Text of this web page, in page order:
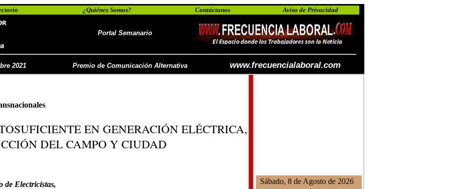
¿Quiénes Somos? Contáctanos Aviso de Privacidad
Portal Semanario
2021 Premio de Comunicación Alternativa www.frecuencialaboral.com
EN GENERACIÓN ELÉCTRICA,
DEL CAMPO Y CIUDAD
de Electricistas,
Sábado, 8 de Agosto de 2026